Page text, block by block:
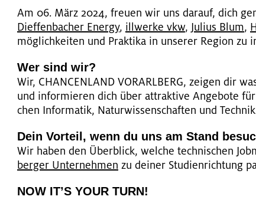
Am 06. März 2024, freu­en wir uns dar­auf, dich
Dief­fen­ba­cher En­er­gy, ill­wer­ke vkw, Ju­li­us Blum,
mög­lich­kei­ten und Prak­ti­ka in un­se­rer Re­gi­on zu
Wer sind wir?
Wir, CHAN­CEN­LAND VOR­ARL­BERG, zei­gen dir
und in­for­mie­ren dich über at­trak­ti­ve An­ge­bo­te für
chen In­for­ma­tik, Na­tur­wis­sen­schaf­ten und
Dein Vor­teil, wenn du uns am Stand
Wir haben den Über­blick, wel­che tech­ni­schen
ber­ger Un­ter­neh­men zu dei­ner Stu­di­en­rich­tung
NOW IT’S YOUR TURN!